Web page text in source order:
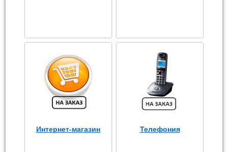
Интернет-магазин Телефония